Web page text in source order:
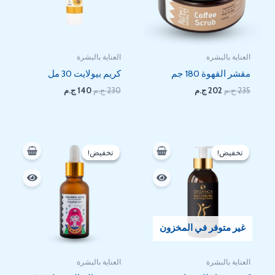
العناية بالبشرة
مقشر القهوة 180 جم
235ج.م 202 ج.م
العناية بالبشرة
كريم بيولايت 30 مل
230ج.م140 ج.م
تخفيض!
غير متوفر في المخزون
تخفيض!
العناية بالبشرة
الأصلي
هو:
300 EGP.
تخفيض!
تخفيض!
العناية بالبشرة
الأصلي
هو: